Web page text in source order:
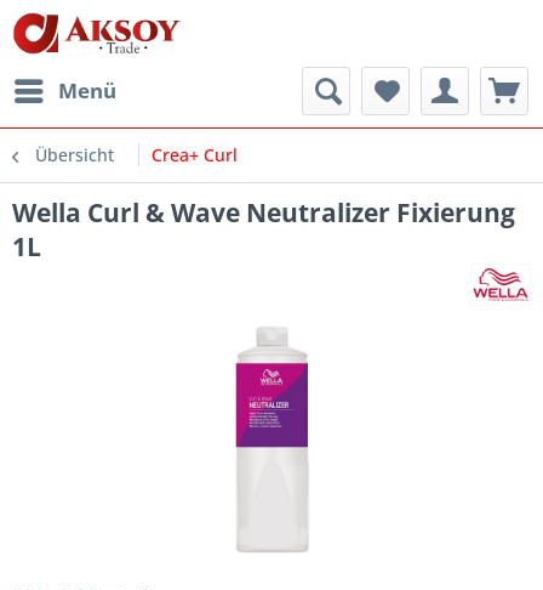
Menü
Übersicht Crea+ Curl
Wella Curl & Wave Neutralizer Fixierung
1L